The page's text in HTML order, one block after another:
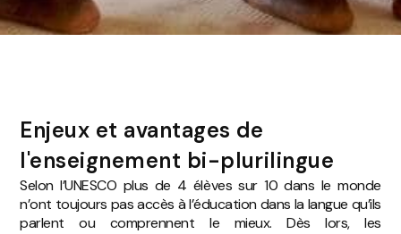
Enjeux et avantages de
l'enseignement bi-plurilingue
Selon l’UNESCO plus de 4 élèves sur 10 dans le monde
n’ont toujours pas accès à l’éducation dans la langue qu’ils
parlent ou comprennent le mieux. Dès lors, les